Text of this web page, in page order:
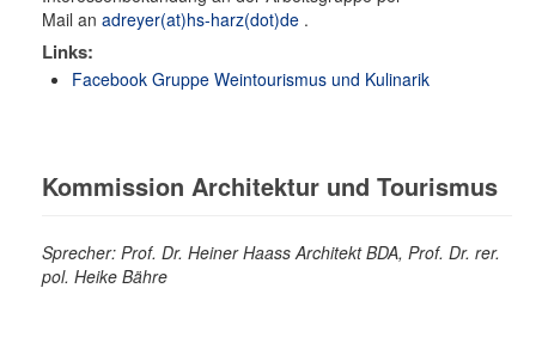
Mail an adreyer(at)hs-harz(dot)de .
Links:
Facebook Gruppe Weintourismus und Kulinarik
Kommission Architektur und Tourismus
Sprecher: Prof. Dr. Heiner Haass Architekt BDA, Prof. Dr. rer.
pol. Heike Bähre